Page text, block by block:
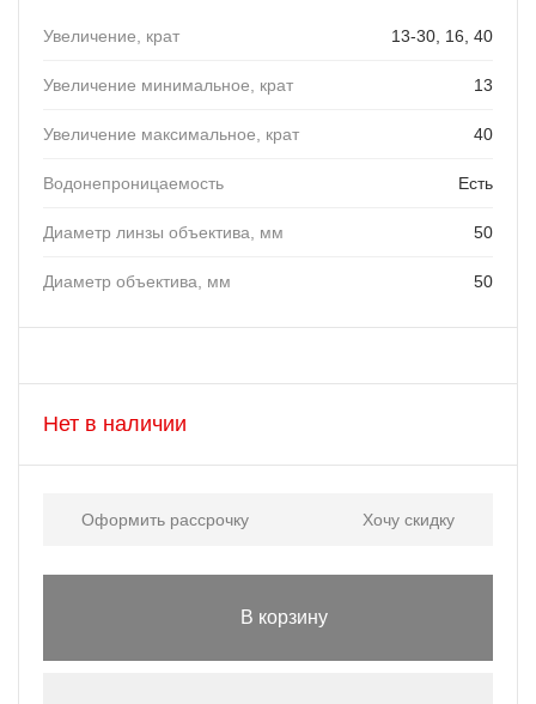
Увеличение, крат 13-30, 16, 40
Увеличение минимальное, крат 13
Увеличение максимальное, крат 40
Водонепроницаемость Есть
Диаметр линзы объектива, мм 50
Диаметр объектива, мм 50
Нет в наличии
Оформить рассрочку Хочу скидку
В корзину